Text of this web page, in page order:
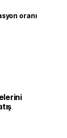
oranı